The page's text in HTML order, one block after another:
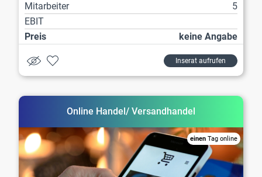
Mitarbeiter
5
EBIT
Preis
keine Angabe
Inserat aufrufen
Online Handel/ Versandhandel
einen Tag online